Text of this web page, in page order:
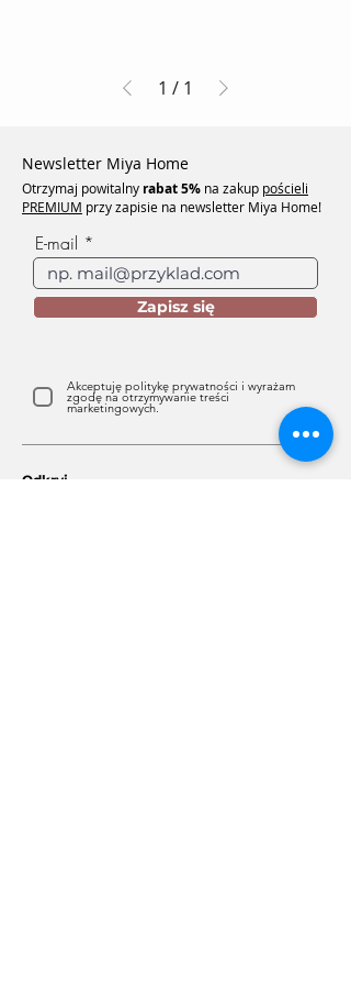
1 / 1
Newsletter Miya Home
Otrzymaj powitalny rabat5% na zakup pościeli
PREMIUM przy zapisie na newsletter Miya Home!
E-mail
Zapisz się
Akceptuję politykę prywatności i wyrażam
zgodę na otrzymywanie treści
marketingowych.
Odkryj